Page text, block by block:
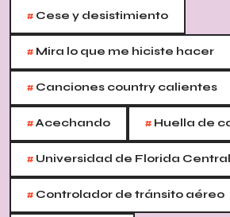
# Cese y desistimiento
# Mira lo que me hiciste hacer
# Canciones country calientes
#Acechando # Huella de
# Universidad de Florida Central
# Controlador de tránsito aéreo